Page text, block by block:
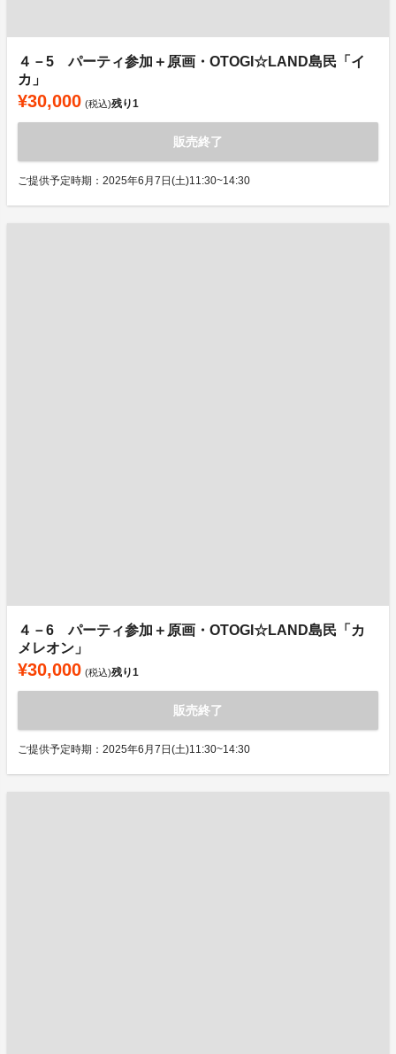
４－5 パーティ参加＋原画・OTOGI☆LAND島民「イ
カ」
¥30,000 (税込)残り1
販売終了
ご提供予定時期：2025年6月7日(土)11:30~14:30
４－6 パーティ参加＋原画・OTOGI☆LAND島民「カ
メレオン」
¥30,000 (税込)残り1
販売終了
ご提供予定時期：2025年6月7日(土)11:30~14:30